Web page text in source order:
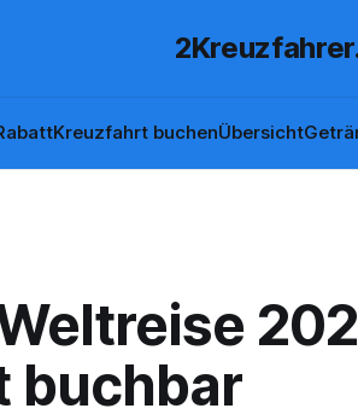
Kreuzfahrt buchenÜbersicht
buchbar